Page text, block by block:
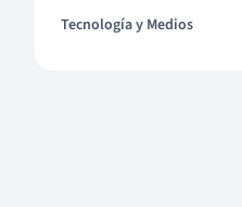
Tecnología y Medios